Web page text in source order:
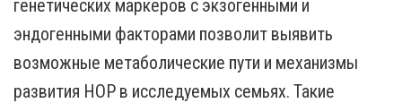
генетических маркеров с экзогенными и
эндогенными факторами позволит выявить
возможные метаболические пути и механизмы
развития НОР в исследуемых семьях. Такие